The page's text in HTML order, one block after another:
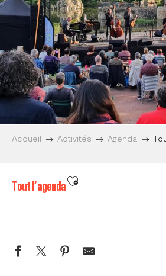
Accueil Activités Agenda
Tout l’agendaAjouter aux favoris